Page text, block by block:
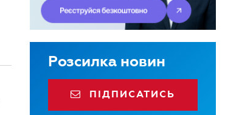
Розсилка новин
ПІДПИСАТИСЬ